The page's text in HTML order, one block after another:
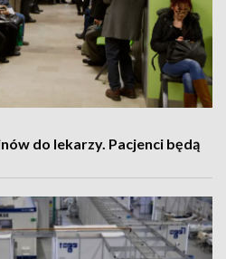
do lekarzy. Pacjenci będą